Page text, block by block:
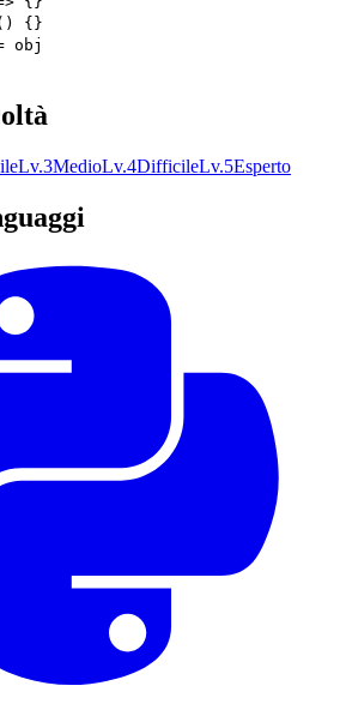
{}
obj
Lv.3MedioLv.4DifficileLv.5Esperto